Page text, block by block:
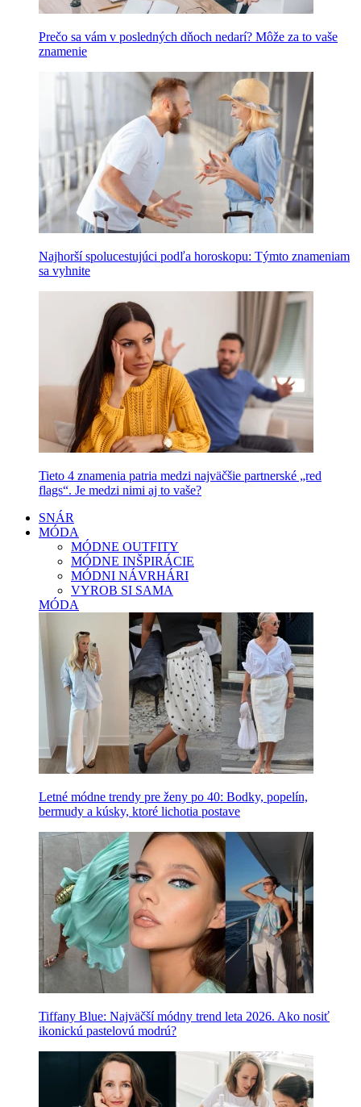
Prečo sa vám v posledných dňoch nedarí? Môže za to vaše
znamenie
Najhorší spolucestujúci podľa horoskopu: Týmto znameniam
sa vyhnite
Tieto 4 znamenia patria medzi najväčšie partnerské „red
flags“. Je medzi nimi aj to vaše?
SNÁR
MÓDA
MÓDNE OUTFITY
MÓDNE INŠPIRÁCIE
MÓDNI NÁVRHÁRI
VYROB SI SAMA
MÓDA
Letné módne trendy pre ženy po 40: Bodky, popelín,
bermudy a kúsky, ktoré lichotia postave
Tiffany Blue: Najväčší módny trend leta 2026. Ako nosiť
ikonickú pastelovú modrú?